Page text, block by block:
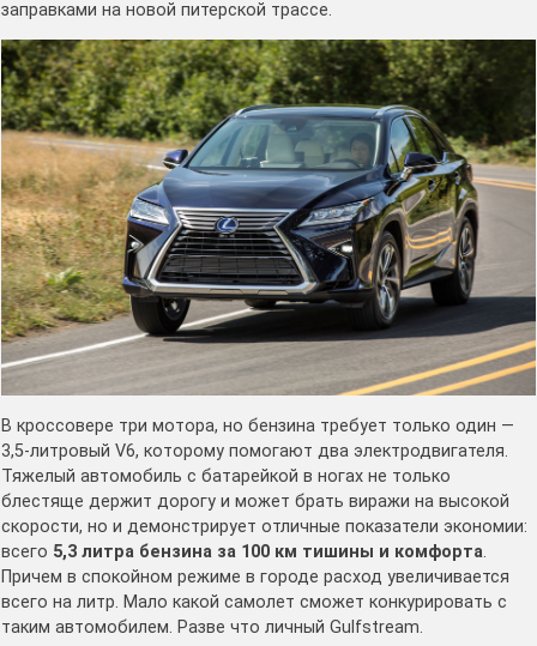
заправками на новой питерской трассе.
В кроссовере три мотора, но бензина требует только один —
3,5-литровый V6, которому помогают два электродвигателя.
Тяжелый автомобиль с батарейкой в ногах не только
блестяще держит дорогу и может брать виражи на высокой
скорости, но и демонстрирует отличные показатели экономии:
всего 5,3 литра бензина за 100 км тишины и комфорта.
Причем в спокойном режиме в городе расход увеличивается
всего на литр. Мало какой самолет сможет конкурировать с
таким автомобилем. Разве что личный Gulfstream.